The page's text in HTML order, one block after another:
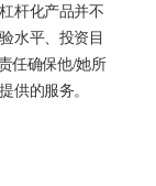
杆化产品并不
水平、投资目
任确保他/她所
供的服务。